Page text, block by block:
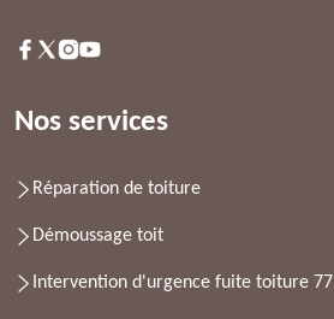
Nos services
Réparation de toiture
Démoussage toit
Intervention d'urgence fuite toiture 77